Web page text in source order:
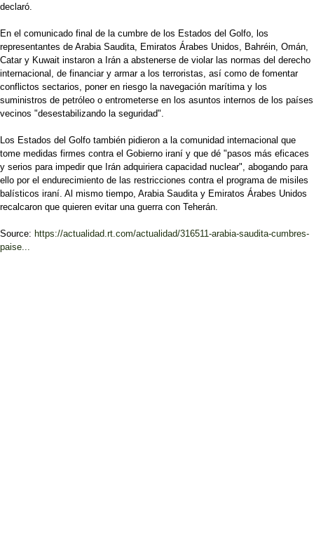
declaró.
En el comunicado final de la cumbre de los Estados del Golfo, los
representantes de Arabia Saudita, Emiratos Árabes Unidos, Bahréin, Omán,
Catar y Kuwait instaron a Irán a abstenerse de violar las normas del derecho
internacional, de financiar y armar a los terroristas, así como de fomentar
conflictos sectarios, poner en riesgo la navegación marítima y los
suministros de petróleo o entrometerse en los asuntos internos de los países
vecinos "desestabilizando la seguridad".
Los Estados del Golfo también pidieron a la comunidad internacional que
tome medidas firmes contra el Gobierno iraní y que dé "pasos más eficaces
y serios para impedir que Irán adquiriera capacidad nuclear", abogando para
ello por el endurecimiento de las restricciones contra el programa de misiles
balísticos iraní. Al mismo tiempo, Arabia Saudita y Emiratos Árabes Unidos
recalcaron que quieren evitar una guerra con Teherán.
Source: https://actualidad.rt.com/actualidad/316511-arabia-saudita-cumbres-
paise...